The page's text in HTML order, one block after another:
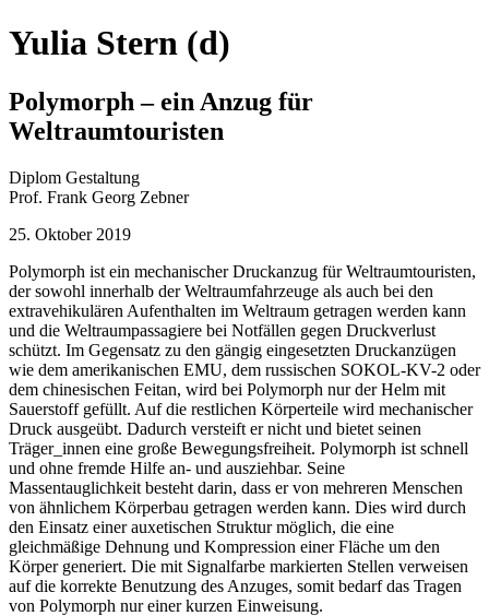
Yulia Stern (d)
Polymorph – ein Anzug für
Weltraumtouristen
Diplom Gestaltung
Prof. Frank Georg Zebner
25. Oktober 2019
Polymorph ist ein mechanischer Druckanzug für Weltraumtouristen,
der sowohl innerhalb der Weltraumfahrzeuge als auch bei den
extravehikulären Aufenthalten im Weltraum getragen werden kann
und die Weltraumpassagiere bei Notfällen gegen Druckverlust
schützt. Im Gegensatz zu den gängig eingesetzten Druckanzügen
wie dem amerikanischen EMU, dem russischen SOKOL-KV-2 oder
dem chinesischen Feitan, wird bei Polymorph nur der Helm mit
Sauerstoff gefüllt. Auf die restlichen Körperteile wird mechanischer
Druck ausgeübt. Dadurch versteift er nicht und bietet seinen
Träger_innen eine große Bewegungsfreiheit. Polymorph ist schnell
und ohne fremde Hilfe an- und ausziehbar. Seine
Massentauglichkeit besteht darin, dass er von mehreren Menschen
von ähnlichem Körperbau getragen werden kann. Dies wird durch
den Einsatz einer auxetischen Struktur möglich, die eine
gleichmäßige Dehnung und Kompression einer Fläche um den
Körper generiert. Die mit Signalfarbe markierten Stellen verweisen
auf die korrekte Benutzung des Anzuges, somit bedarf das Tragen
von Polymorph nur einer kurzen Einweisung.